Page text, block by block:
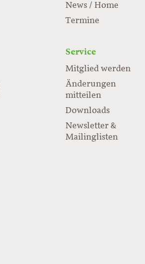
News / Home
Termine
Service
Mitglied werden
Änderungen
mitteilen
Downloads
Newsletter &
Mailinglisten